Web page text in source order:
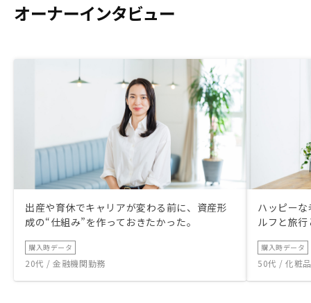
オーナーインタビュー
出産や育休でキャリアが変わる前に、資産形
成の“仕組み”を作っておきたかった。
購入時データ
20代 / 金融機関勤務
ハッピー
ルフと旅
購入時データ
50代 / 化粧